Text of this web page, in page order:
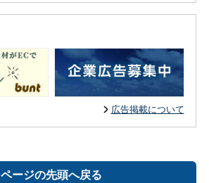
広告掲載について
ページの先頭へ戻る